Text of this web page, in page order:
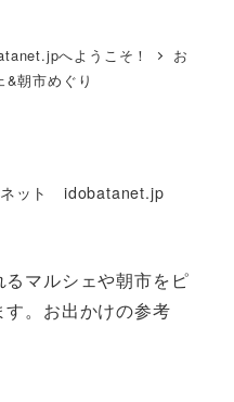
へようこそ！
お
&朝市めぐり
ネット idobatanet.jp
マルシェや朝市をピ
。お出かけの参考